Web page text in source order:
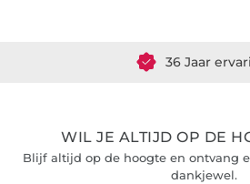
36 Jaar
WIL JE ALTIJD OP DE
Blijf altijd op de hoogte en ontvang
dankjewel.